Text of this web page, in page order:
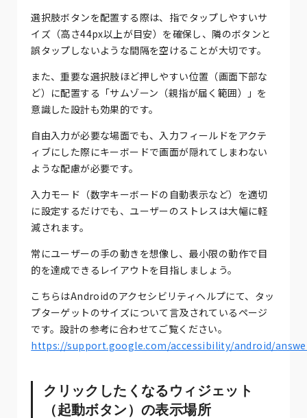
選択肢ボタンを配置する際は、指でタップしやすいサ
イズ（高さ44px以上が目安）を確保し、隣のボタンと
誤タップしないような間隔を空けることが大切です。
また、重要な選択肢ほど押しやすい位置（画面下部な
ど）に配置する「サムゾーン（親指が届く範囲）」を
意識した設計も効果的です。
自由入力が必要な場面でも、入力フィールドをアクテ
ィブにした際にキーボードで画面が隠れてしまわない
ような配慮が必要です。
入力モード（数字キーボードの自動表示など）を適切
に設定するだけでも、ユーザーのストレスは大幅に軽
減されます。
常にユーザーの手の動きを想像し、最小限の動作で目
的を達成できるレイアウトを目指しましょう。
こちらはAndroidのアクセシビリティヘルプにて、タッ
プターゲットのサイズについて言及されているページ
です。設計の参考に合わせてご覧ください。
https://support.google.com/accessibility/android/
クリックしたくなるウィジェット
（起動ボタン）の表示場所